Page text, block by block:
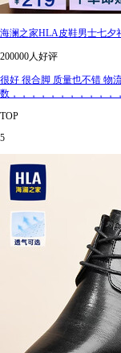
海澜之家HLA皮鞋男士七夕
200000人好评
很好 很合脚 质量也不错 物
数，，，，，，，，，，，
TOP
5